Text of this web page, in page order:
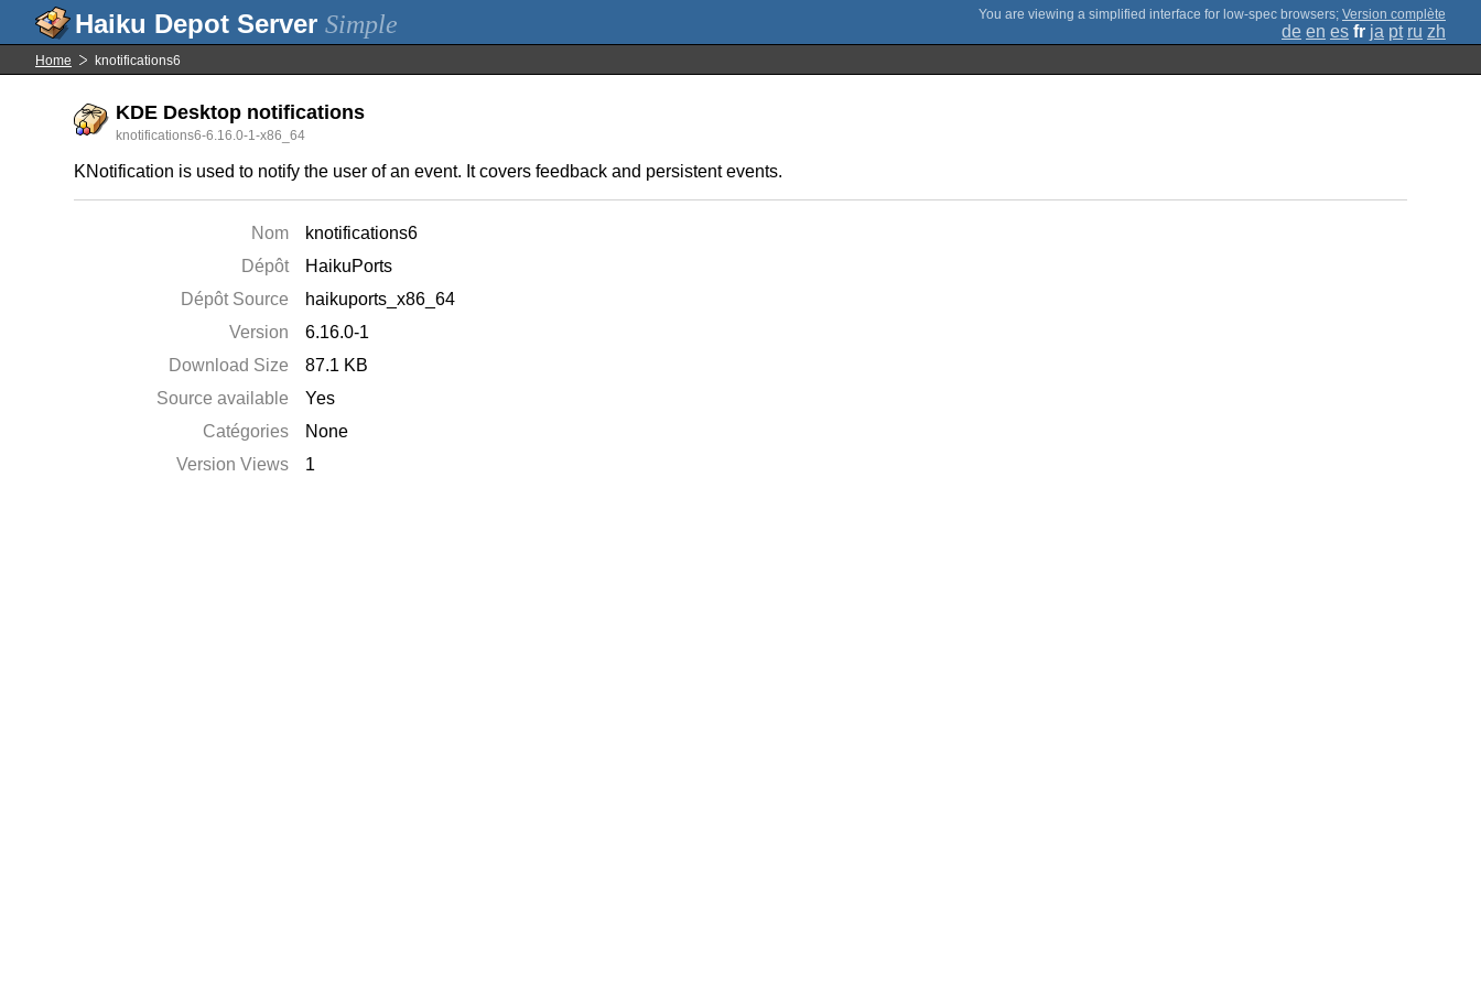
Simple ; Version complète
de en es fr ja pt ru zh
Home knotifications6
KDE Desktop notifications
knotifications6-6.16.0-1-x86_64
KNotification is used to notify the user of an event. It covers feedback and persistent events.
Nom
knotifications6
Dépôt
HaikuPorts
Dépôt Source
haikuports_x86_64
Version
6.16.0-1
Download Size
87.1 KB
Source available
Yes
Catégories
None
Version Views
1